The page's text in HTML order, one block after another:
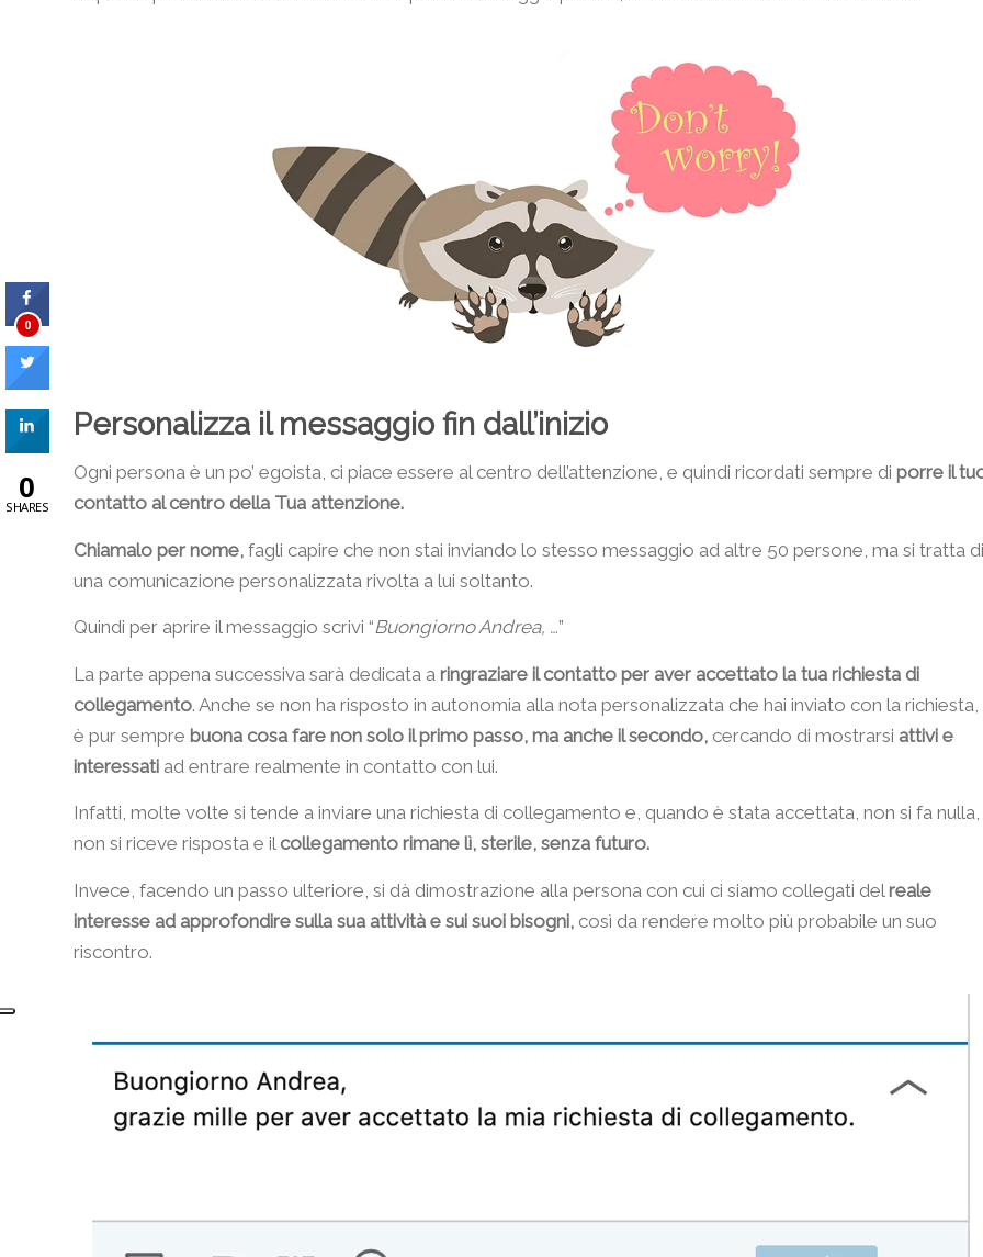
Personalizza il messaggio fin dall’inizio
Ogni persona è un po’ egoista, ci piace essere al centro dell’attenzione, e quindi ricordati sempre di porre il
contatto al centro della Tua attenzione.
Chiamalo per nome, fagli capire che non stai inviando lo stesso messaggio ad altre 50 persone, ma si tratta di
una comunicazione personalizzata rivolta a lui soltanto.
Quindi per aprire il messaggio scrivi “Buongiorno Andrea, …”
La parte appena successiva sarà dedicata a ringraziare il contatto per aver accettato la tua richiesta di
collegamento. Anche se non ha risposto in autonomia alla nota personalizzata che hai inviato con la richiesta,
è pur sempre buona cosa fare non solo il primo passo, ma anche il secondo, cercando di mostrarsi attivi e
interessati ad entrare realmente in contatto con lui.
Infatti, molte volte si tende a inviare una richiesta di collegamento e, quando è stata accettata, non si fa nulla,
non si riceve risposta e il collegamento rimane lì, sterile, senza futuro.
Invece, facendo un passo ulteriore, si dà dimostrazione alla persona con cui ci siamo collegati del reale
interesse ad approfondire sulla sua attività e sui suoi bisogni, così da rendere molto più probabile un suo
riscontro.
0
0
SHARES